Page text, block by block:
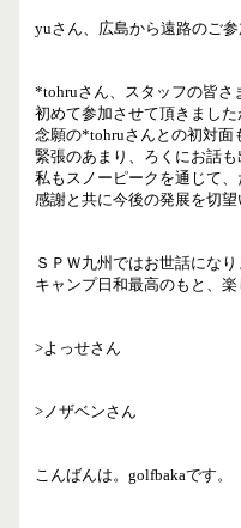
yuさん、広島から遠路のご
*tohruさん、スタッフの皆さ
初めて参加させて頂きまし
念願の*tohruさんとの初対面
緊張のあまり、ろくにお話
私もスノーピークを通じて
感謝と共に今後の発展を切
ＳＰＷ九州ではお世話にな
キャンプ日和最高のもと、
>よっせさん
>ノザベンさん
こんばんは。golfbakaです。